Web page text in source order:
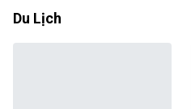
Du Lịch